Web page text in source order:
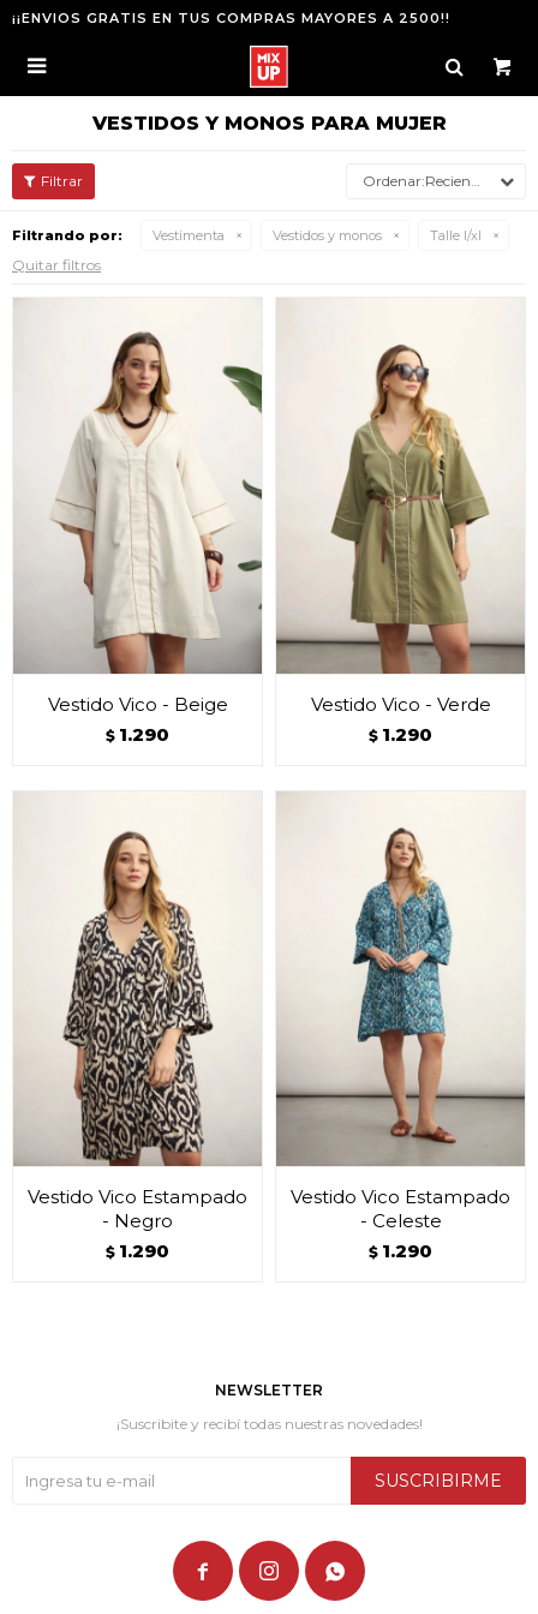
¡¡ENVIOS GRATIS EN TUS COMPRAS MAYORES A 2500!!

VESTIDOS Y MONOS PARA MUJER
Recientes
Filtrando por: Vestimenta Vestidos y monos Talle l/xl
Quitar filtros
Vestido Vico - Beige
$ 1.290
Vestido Vico - Verde
$ 1.290
Vestido Vico Estampado
- Negro
$ 1.290
Vestido Vico Estampado
- Celeste
$ 1.290
NEWSLETTER
¡Suscribite y recibí todas nuestras novedades!
SUSCRIBIRME
  